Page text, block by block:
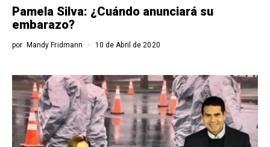
Pamela Silva: ¿Cuándo anunciará su
embarazo?
por Mandy Fridmann 10 de Abril de 2020